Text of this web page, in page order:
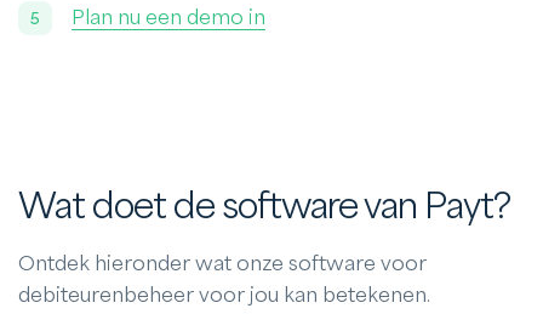
Plan nu een demo in
Wat doet de software van Payt?
Ontdek hieronder wat onze software voor
debiteurenbeheer voor jou kan betekenen.